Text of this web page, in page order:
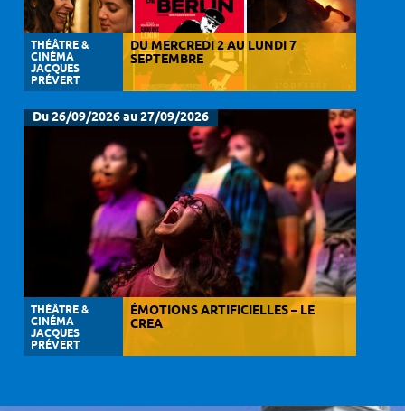
THÉÂTRE &
CINÉMA
JACQUES
PRÉVERT
DU MERCREDI 2 AU LUNDI 7
SEPTEMBRE
Du 26/09/2026 au 27/09/2026
THÉÂTRE &
CINÉMA
JACQUES
PRÉVERT
ÉMOTIONS ARTIFICIELLES – LE
CREA